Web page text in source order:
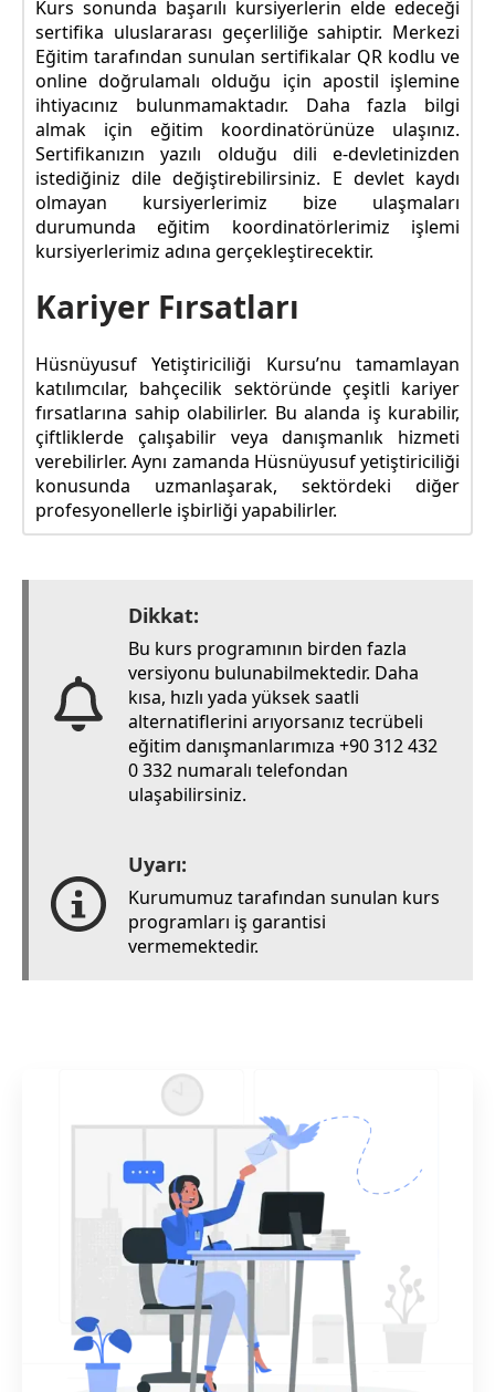
Kurs sonunda başarılı kursiyerlerin elde edeceği
sertifika uluslararası geçerliliğe sahiptir. Merkezi
Eğitim tarafından sunulan sertifikalar QR kodlu ve
online doğrulamalı olduğu için apostil işlemine
ihtiyacınız bulunmamaktadır. Daha fazla bilgi
almak için eğitim koordinatörünüze ulaşınız.
Sertifikanızın yazılı olduğu dili e-devletinizden
istediğiniz dile değiştirebilirsiniz. E devlet kaydı
olmayan kursiyerlerimiz bize ulaşmaları
durumunda eğitim koordinatörlerimiz işlemi
kursiyerlerimiz adına gerçekleştirecektir.
Kariyer Fırsatları
Hüsnüyusuf Yetiştiriciliği Kursu’nu tamamlayan
katılımcılar, bahçecilik sektöründe çeşitli kariyer
fırsatlarına sahip olabilirler. Bu alanda iş kurabilir,
çiftliklerde çalışabilir veya danışmanlık hizmeti
verebilirler. Aynı zamanda Hüsnüyusuf yetiştiriciliği
konusunda uzmanlaşarak, sektördeki diğer
profesyonellerle işbirliği yapabilirler.
Dikkat:
Bu kurs programının birden fazla
versiyonu bulunabilmektedir. Daha
kısa, hızlı yada yüksek saatli
alternatiflerini arıyorsanız tecrübeli
eğitim danışmanlarımıza +90 312 432
0 332 numaralı telefondan
ulaşabilirsiniz.
Uyarı:
Kurumumuz tarafından sunulan kurs
programları iş garantisi
vermemektedir.